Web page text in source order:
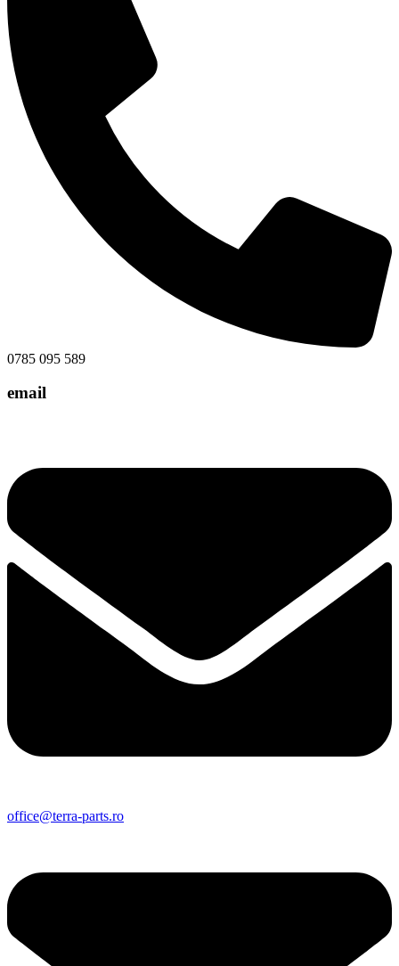
0785 095 589
email
office@terra-parts.ro